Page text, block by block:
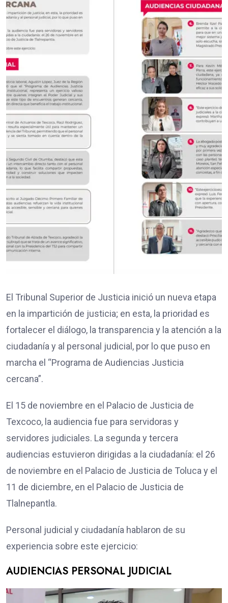
El Tribunal Superior de Justicia inició un nueva etapa
en la impartición de justicia; en esta, la prioridad es
fortalecer el diálogo, la transparencia y la atención a la
ciudadanía y al personal judicial, por lo que puso en
marcha el “Programa de Audiencias Justicia
cercana”.
El 15 de noviembre en el Palacio de Justicia de
Texcoco, la audiencia fue para servidoras y
servidores judiciales. La segunda y tercera
audiencias estuvieron dirigidas a la ciudadanía: el 26
de noviembre en el Palacio de Justicia de Toluca y el
11 de diciembre, en el Palacio de Justicia de
Tlalnepantla.
Personal judicial y ciudadanía hablaron de su
experiencia sobre este ejercicio:
AUDIENCIAS PERSONAL JUDICIAL